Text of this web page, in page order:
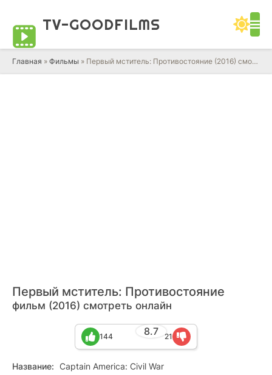
TV-GOODFILMS
Главная » Фильмы » Первый мститель: Противостояние (2016) смотреть онлайн фильм в HD качестве 720 - 1080 бесплатно
Первый мститель: Противостояние
фильм (2016) смотреть онлайн
8.7
144 21
Название: Captain America: Civil War